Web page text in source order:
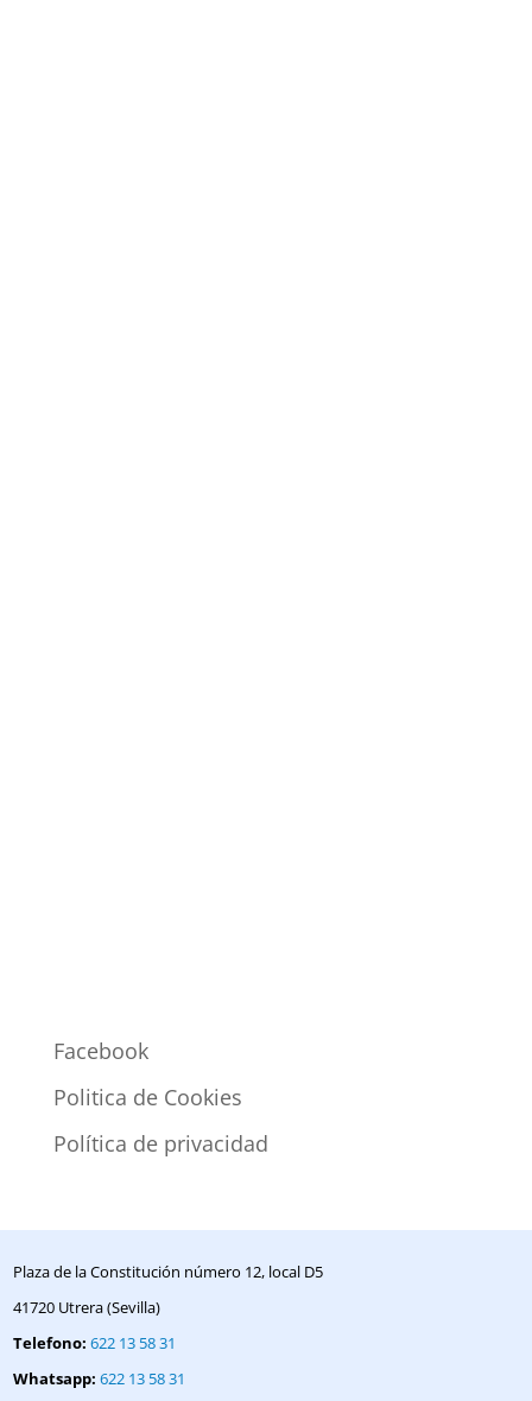
Facebook
Politica de Cookies
Política de privacidad
Plaza de la Constitución número 12, local D5
41720 Utrera (Sevilla)
Telefono: 622 13 58 31
Whatsapp: 622 13 58 31